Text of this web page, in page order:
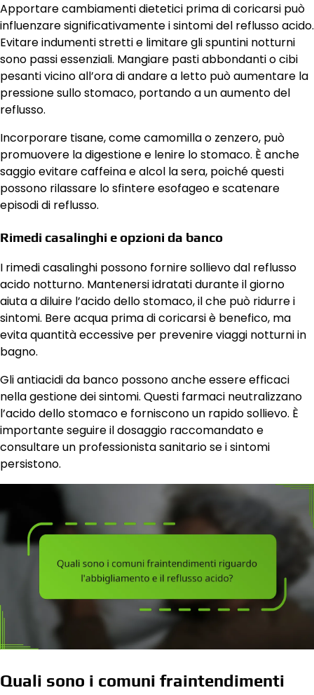
Apportare cambiamenti dietetici prima di coricarsi può
influenzare significativamente i sintomi del reflusso acido.
Evitare indumenti stretti e limitare gli spuntini notturni
sono passi essenziali. Mangiare pasti abbondanti o cibi
pesanti vicino all’ora di andare a letto può aumentare la
pressione sullo stomaco, portando a un aumento del
reflusso.
Incorporare tisane, come camomilla o zenzero, può
promuovere la digestione e lenire lo stomaco. È anche
saggio evitare caffeina e alcol la sera, poiché questi
possono rilassare lo sfintere esofageo e scatenare
episodi di reflusso.
Rimedi casalinghi e opzioni da banco
I rimedi casalinghi possono fornire sollievo dal reflusso
acido notturno. Mantenersi idratati durante il giorno
aiuta a diluire l’acido dello stomaco, il che può ridurre i
sintomi. Bere acqua prima di coricarsi è benefico, ma
evita quantità eccessive per prevenire viaggi notturni in
bagno.
Gli antiacidi da banco possono anche essere efficaci
nella gestione dei sintomi. Questi farmaci neutralizzano
l’acido dello stomaco e forniscono un rapido sollievo. È
importante seguire il dosaggio raccomandato e
consultare un professionista sanitario se i sintomi
persistono.
Quali sono i comuni fraintendimenti